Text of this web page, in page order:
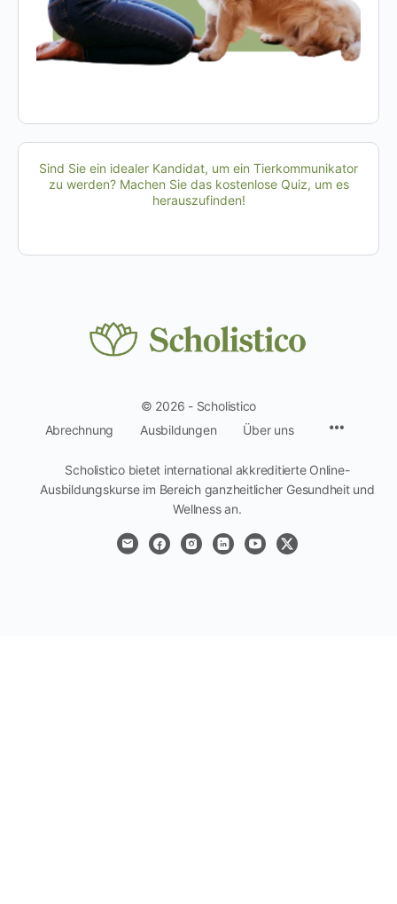
Sind Sie ein idealer Kandidat, um ein Tierkommunikator
zu werden? Machen Sie das kostenlose Quiz, um es
herauszufinden!
© 2026 - Scholistico
Abrechnung
Ausbildungen Über uns
Scholistico bietet international akkreditierte Online-
Ausbildungskurse im Bereich ganzheitlicher Gesundheit und
Wellness an.